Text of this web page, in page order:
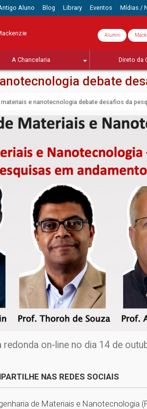
Aluno Blog Library Eventos Mídias /
Alumni
A Chancelaria Direto da
debate
e nanotecnologia debate desafios da
on-line no dia 14 de
NAS REDES SOCIAIS
de Materiais e Nanotecnologia